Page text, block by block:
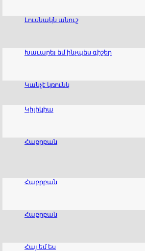
Լուսնակն անուշ
Խաւարել եմ ինչպես գիշեր
Կանչէ կռունկ
Կիլիկիա
Հաբրբան
Հաբրբան
Հաբրբան
Հայ եմ ես